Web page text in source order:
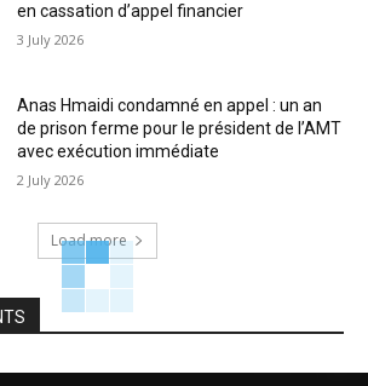
en cassation d’appel financier
3 July 2026
Anas Hmaidi condamné en appel : un an
de prison ferme pour le président de l’AMT
avec exécution immédiate
2 July 2026
Load more